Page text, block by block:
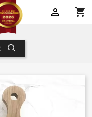
shopping_cart
